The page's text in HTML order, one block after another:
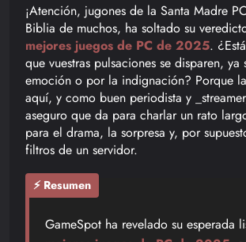
¡Atención, jugones de la Santa Madre
Biblia de muchos, ha soltado su
mejores juegos de PC de 2025.
que vuestras pulsaciones se disparen, ya
emoción o por la indignación? Porque
aquí, y como buen periodista y
aseguro que da para charlar un rato
para el drama, la sorpresa y, por
filtros de un servidor.
⚡ Resumen
GameSpot ha revelado su esperada